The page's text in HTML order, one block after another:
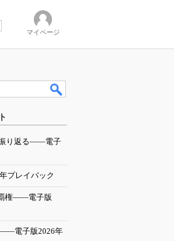
マイページ
振り返る――電子
プレイバック
権――電子版
――電子版2026年